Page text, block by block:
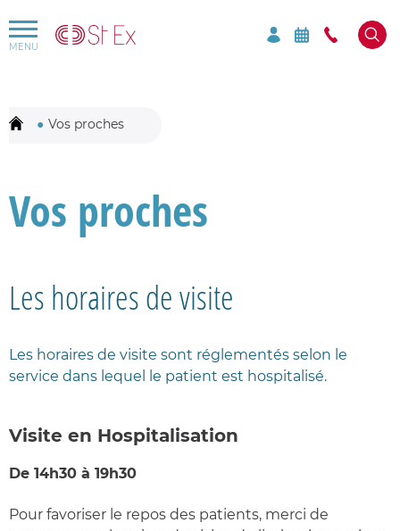
Vos proches
Vos proches
Les horaires de visite
Les horaires de visite sont réglementés selon le
service dans lequel le patient est hospitalisé.
Visite en Hospitalisation
De 14h30 à 19h30
Pour favoriser le repos des patients, merci de